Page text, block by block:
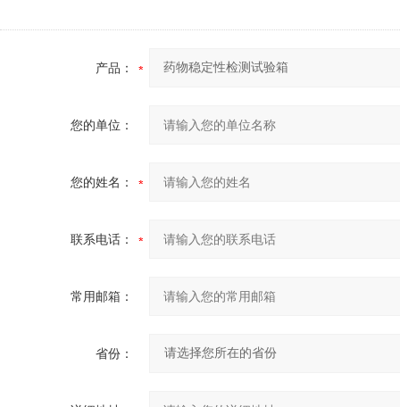
产品：
您的单位：
您的姓名：
联系电话：
常用邮箱：
省份：